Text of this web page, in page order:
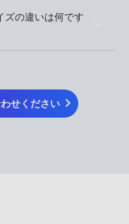
ズの違いは何です
せください